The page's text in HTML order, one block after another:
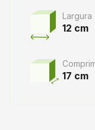
Largura
12 cm
17 cm